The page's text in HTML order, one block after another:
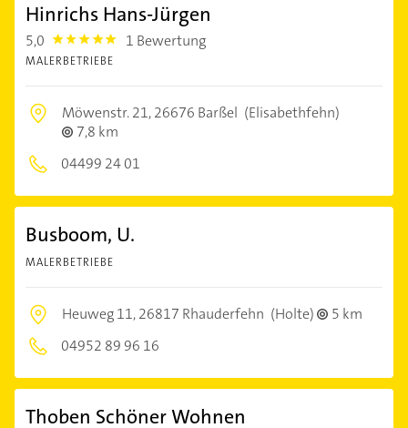
Hinrichs Hans-Jürgen
5,0 5.0 1 Bewertung
MALERBETRIEBE
Möwenstr. 21,26676 Barßel (Elisabethfehn)
7,8 km
04499 24 01
Busboom, U.
MALERBETRIEBE
Heuweg 11,26817 Rhauderfehn (Holte)
5 km
04952 89 96 16
Thoben Schöner Wohnen